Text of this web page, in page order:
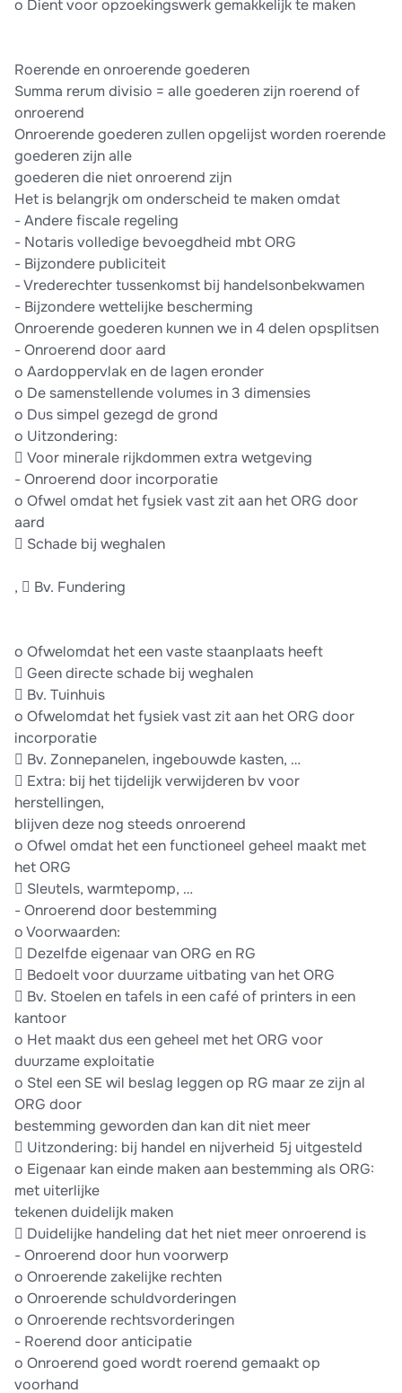
o Dient voor opzoekingswerk gemakkelijk te maken
Roerende en onroerende goederen
Summa rerum divisio = alle goederen zijn roerend of
onroerend
Onroerende goederen zullen opgelijst worden roerende
goederen zijn alle
goederen die niet onroerend zijn
Het is belangrjk om onderscheid te maken omdat
- Andere fiscale regeling
- Notaris volledige bevoegdheid mbt ORG
- Bijzondere publiciteit
- Vrederechter tussenkomst bij handelsonbekwamen
- Bijzondere wettelijke bescherming
Onroerende goederen kunnen we in 4 delen opsplitsen
- Onroerend door aard
o Aardoppervlak en de lagen eronder
o De samenstellende volumes in 3 dimensies
o Dus simpel gezegd de grond
o Uitzondering:
 Voor minerale rijkdommen extra wetgeving
- Onroerend door incorporatie
o Ofwel omdat het fysiek vast zit aan het ORG door
aard
 Schade bij weghalen
,  Bv. Fundering
o Ofwelomdat het een vaste staanplaats heeft
 Geen directe schade bij weghalen
 Bv. Tuinhuis
o Ofwelomdat het fysiek vast zit aan het ORG door
incorporatie
 Bv. Zonnepanelen, ingebouwde kasten, …
 Extra: bij het tijdelijk verwijderen bv voor
herstellingen,
blijven deze nog steeds onroerend
o Ofwel omdat het een functioneel geheel maakt met
het ORG
 Sleutels, warmtepomp, …
- Onroerend door bestemming
o Voorwaarden:
 Dezelfde eigenaar van ORG en RG
 Bedoelt voor duurzame uitbating van het ORG
 Bv. Stoelen en tafels in een café of printers in een
kantoor
o Het maakt dus een geheel met het ORG voor
duurzame exploitatie
o Stel een SE wil beslag leggen op RG maar ze zijn al
ORG door
bestemming geworden dan kan dit niet meer
 Uitzondering: bij handel en nijverheid 5j uitgesteld
o Eigenaar kan einde maken aan bestemming als ORG:
met uiterlijke
tekenen duidelijk maken
 Duidelijke handeling dat het niet meer onroerend is
- Onroerend door hun voorwerp
o Onroerende zakelijke rechten
o Onroerende schuldvorderingen
o Onroerende rechtsvorderingen
- Roerend door anticipatie
o Onroerend goed wordt roerend gemaakt op
voorhand